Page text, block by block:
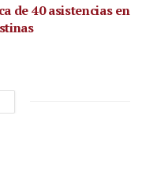
de 40 asistencias en